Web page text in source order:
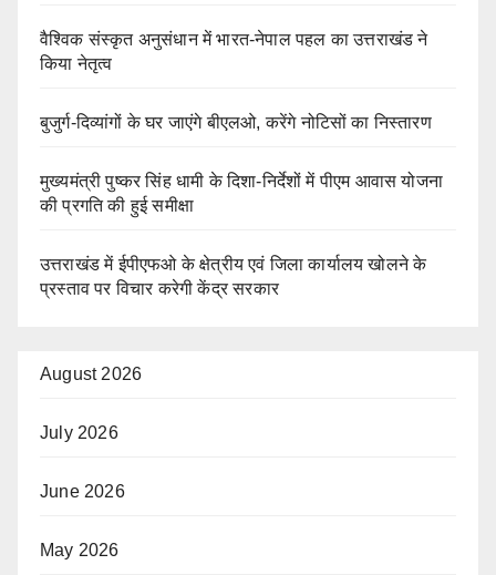
वैश्विक संस्कृत अनुसंधान में भारत-नेपाल पहल का उत्तराखंड ने
किया नेतृत्व
बुजुर्ग-दिव्यांगों के घर जाएंगे बीएलओ, करेंगे नोटिसों का निस्तारण
मुख्यमंत्री पुष्कर सिंह धामी के दिशा-निर्देशों में पीएम आवास योजना
की प्रगति की हुई समीक्षा
उत्तराखंड में ईपीएफओ के क्षेत्रीय एवं जिला कार्यालय खोलने के
प्रस्ताव पर विचार करेगी केंद्र सरकार
August 2026
July 2026
June 2026
May 2026